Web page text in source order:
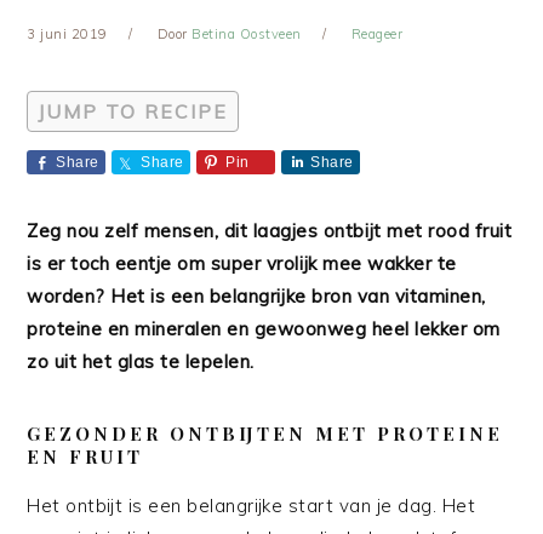
3 juni 2019 Door Betina Oostveen Reageer
JUMP TO RECIPE
Share Share Pin Share
Zeg nou zelf mensen, dit laagjes ontbijt met rood fruit
is er toch eentje om super vrolijk mee wakker te
worden? Het is een belangrijke bron van vitaminen,
proteine en mineralen en gewoonweg heel lekker om
zo uit het glas te lepelen.
GEZONDER ONTBIJTEN MET PROTEINE
EN FRUIT
Het ontbijt is een belangrijke start van je dag. Het